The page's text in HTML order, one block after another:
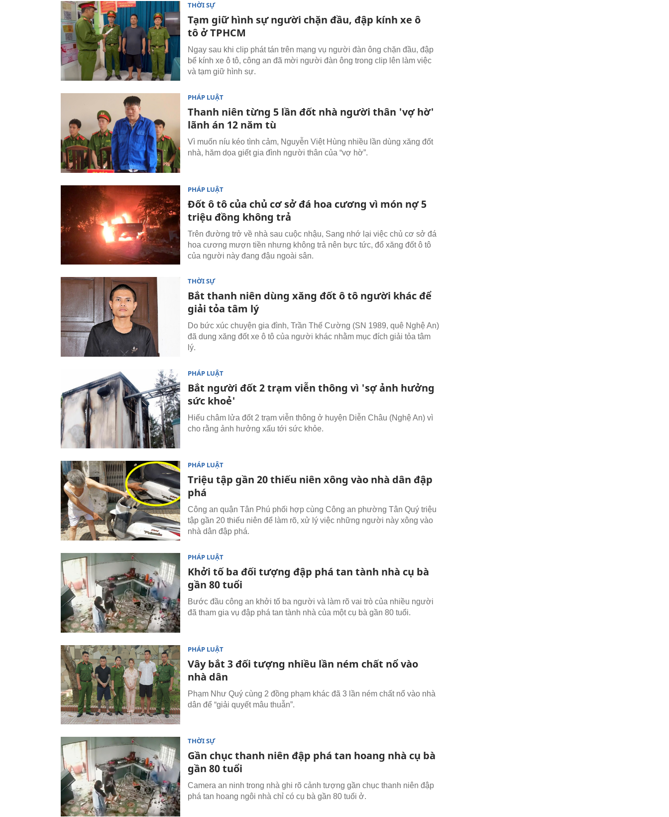
THỜI SỰ
Tạm giữ hình sự người chặn đầu, đập kính xe ô
tô ở TPHCM
Ngay sau khi clip phát tán trên mạng vụ người đàn ông chặn đầu, đập
bể kính xe ô tô, công an đã mời người đàn ông trong clip lên làm việc
và tạm giữ hình sự.
PHÁP LUẬT
Thanh niên từng 5 lần đốt nhà người thân 'vợ hờ'
lãnh án 12 năm tù
Vì muốn níu kéo tình cảm, Nguyễn Việt Hùng nhiều lần dùng xăng đốt
nhà, hăm dọa giết gia đình người thân của “vợ hờ”.
PHÁP LUẬT
Đốt ô tô của chủ cơ sở đá hoa cương vì món nợ 5
triệu đồng không trả
Trên đường trở về nhà sau cuộc nhậu, Sang nhớ lại việc chủ cơ sở đá
hoa cương mượn tiền nhưng không trả nên bực tức, đổ xăng đốt ô tô
của người này đang đậu ngoài sân.
THỜI SỰ
Bắt thanh niên dùng xăng đốt ô tô người khác để
giải tỏa tâm lý
Do bức xúc chuyện gia đình, Trần Thế Cường (SN 1989, quê Nghệ An)
đã dung xăng đốt xe ô tô của người khác nhằm mục đích giải tỏa tâm
lý.
PHÁP LUẬT
Bắt người đốt 2 trạm viễn thông vì 'sợ ảnh hưởng
sức khoẻ'
Hiếu châm lửa đốt 2 trạm viễn thông ở huyện Diễn Châu (Nghệ An) vì
cho rằng ảnh hưởng xấu tới sức khỏe.
PHÁP LUẬT
Triệu tập gần 20 thiếu niên xông vào nhà dân đập
phá
Công an quận Tân Phú phối hợp cùng Công an phường Tân Quý triệu
tập gần 20 thiếu niên để làm rõ, xử lý việc những người này xông vào
nhà dân đập phá.
PHÁP LUẬT
Khởi tố ba đối tượng đập phá tan tành nhà cụ bà
gần 80 tuổi
Bước đầu công an khởi tố ba người và làm rõ vai trò của nhiều người
đã tham gia vụ đập phá tan tành nhà của một cụ bà gần 80 tuổi.
PHÁP LUẬT
Vây bắt 3 đối tượng nhiều lần ném chất nổ vào
nhà dân
Phạm Như Quý cùng 2 đồng phạm khác đã 3 lần ném chất nổ vào nhà
dân để “giải quyết mâu thuẫn”.
THỜI SỰ
Gần chục thanh niên đập phá tan hoang nhà cụ bà
gần 80 tuổi
Camera an ninh trong nhà ghi rõ cảnh tượng gần chục thanh niên đập
phá tan hoang ngôi nhà chỉ có cụ bà gần 80 tuổi ở.